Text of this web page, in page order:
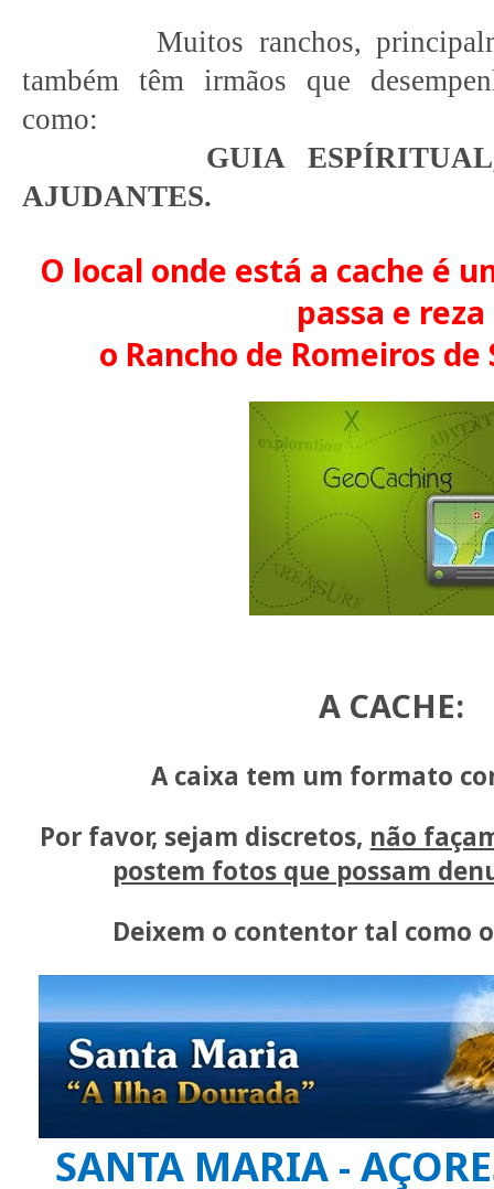
Muitos ranchos,
também têm irmãos que
como:
GUIA
AJUDANTES.
O local onde está a cache é
passa e reza
o Rancho de Romeiros
A CACHE:
A caixa tem um formato
Por favor, sejam discretos, não
postem fotos que possam
Deixem o contentor tal como
SANTA MARIA -